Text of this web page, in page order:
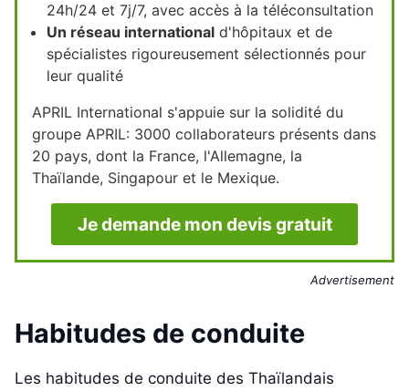
24h/24 et 7j/7, avec accès à la téléconsultation
Un réseau international d'hôpitaux et de
spécialistes rigoureusement sélectionnés pour
leur qualité
APRIL International s'appuie sur la solidité du
groupe APRIL: 3000 collaborateurs présents dans
20 pays, dont la France, l'Allemagne, la
Thaïlande, Singapour et le Mexique.
Je demande mon devis gratuit
Advertisement
Habitudes de conduite
Les habitudes de conduite des Thaïlandais